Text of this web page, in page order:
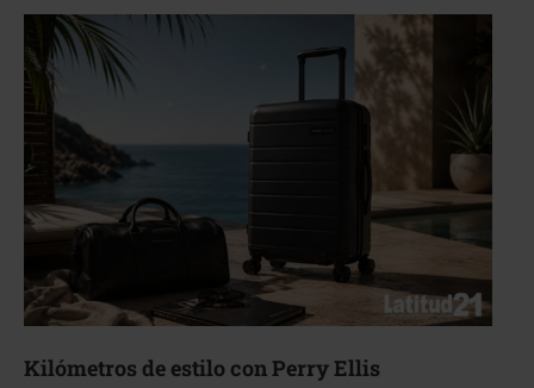
Kilómetros de estilo con Perry Ellis